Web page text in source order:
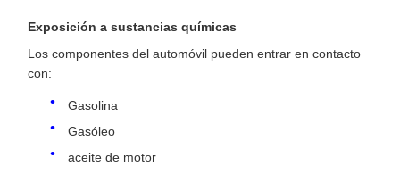
Exposición a sustancias químicas
Los componentes del automóvil pueden entrar en contacto
con:
Gasolina
Gasóleo
aceite de motor